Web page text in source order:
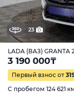
23
LADA (ВАЗ) GRANTA
3 190 000₸
Первый взнос от
С пробегом 124 621